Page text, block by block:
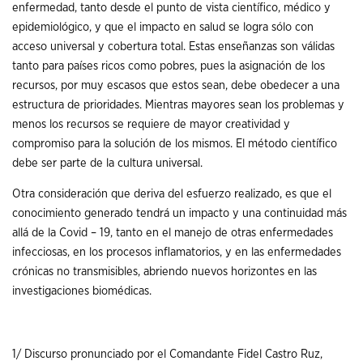
enfermedad, tanto desde el punto de vista científico, médico y
epidemiológico, y que el impacto en salud se logra sólo con
acceso universal y cobertura total. Estas enseñanzas son válidas
tanto para países ricos como pobres, pues la asignación de los
recursos, por muy escasos que estos sean, debe obedecer a una
estructura de prioridades. Mientras mayores sean los problemas y
menos los recursos se requiere de mayor creatividad y
compromiso para la solución de los mismos. El método científico
debe ser parte de la cultura universal.
Otra consideración que deriva del esfuerzo realizado, es que el
conocimiento generado tendrá un impacto y una continuidad más
allá de la Covid – 19, tanto en el manejo de otras enfermedades
infecciosas, en los procesos inflamatorios, y en las enfermedades
crónicas no transmisibles, abriendo nuevos horizontes en las
investigaciones biomédicas.
1/ Discurso pronunciado por el Comandante Fidel Castro Ruz,